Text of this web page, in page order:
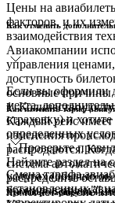
Цены на
факторов, и их
взаимодействия
Авиакомпании
управления
доступность
основные причины
1. Количество
Каждый рейс имеет
изменения
распродаются.
система
распределить
помогает
Как отменить
Если вы оформили
места,
страховку) и
определенных
1. Проверьте
Найдите раздел на
услугах (обычно он
бронированием""
Как изменить тариф
Смена тарифа
установленных
Что такое маршрутная